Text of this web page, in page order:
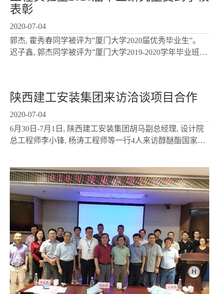
表彰
2020-07-04
郭杰, 霍秀春同学被评为”厦门大学2020届优秀毕业生”。
迟子鑫, 郭杰同学被评为”厦门大学2019-2020学年毕业班三
陕西建工安装集团来访洽谈项目合作
2020-07-04
6月30日-7月1日, 陕西建工安装集团胡马副总经理, 设计院
总工程师李小锋, 杨涛工程师等一行4人来访醇醚酯国家工